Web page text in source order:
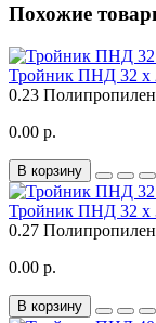
Похожие
Тройник ПНД 32 х
0.23 Полипропилен
0.00 р.
В корзину
Тройник ПНД 32 х
0.27 Полипропилен
0.00 р.
В корзину